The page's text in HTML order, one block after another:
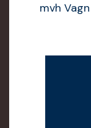
Vagn Åge